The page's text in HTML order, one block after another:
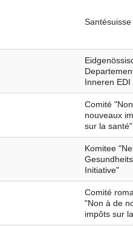
Santésuisse
Inneren EDI
Comité
nouveaux
sur la santé"
Komitee
Initiative"
Comité
"Non à de
impôts sur